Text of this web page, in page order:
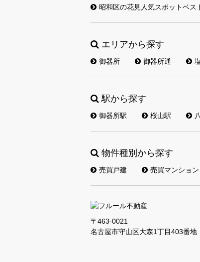
昭和区の花見人気スポットベス
エリアから探す
御器所 御器所通
駅から探す
御器所駅 桜山駅
物件種別から探す
売買戸建 売買マンション
〒463-0021
名古屋市守山区大森1丁目403番地